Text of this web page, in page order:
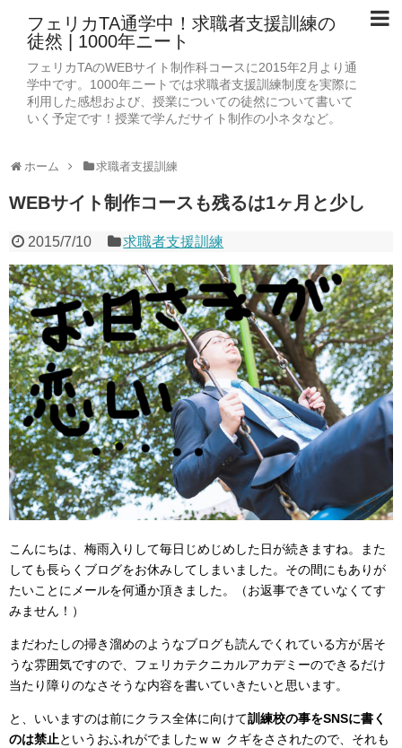
フェリカTA通学中！求職者支援訓練の
徒然 | 1000年ニート
フェリカTAのWEBサイト制作科コースに2015年2月より通
学中です。1000年ニートでは求職者支援訓練制度を実際に
利用した感想および、授業についての徒然について書いて
いく予定です！授業で学んだサイト制作の小ネタなど。
ホーム 求職者支援訓練
WEBサイト制作コースも残るは1ヶ月と少し
2015/7/10 求職者支援訓練
こんにちは、梅雨入りして毎日じめじめした日が続きますね。また
しても長らくブログをお休みしてしまいました。その間にもありが
たいことにメールを何通か頂きました。（お返事できていなくてす
みません！）
まだわたしの掃き溜めのようなブログも読んでくれている方が居そ
うな雰囲気ですので、フェリカテクニカルアカデミーのできるだけ
当たり障りのなさそうな内容を書いていきたいと思います。
と、いいますのは前にクラス全体に向けて訓練校の事をSNSに書く
のは禁止というおふれがでましたｗｗ クギをさされたので、それも